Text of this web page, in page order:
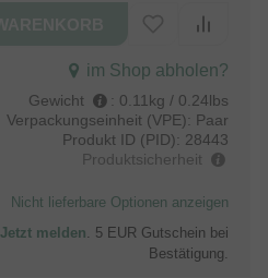
im Shop abholen?
Gewicht : 0.11kg / 0.24lbs
Verpackungseinheit (VPE): Paar
Produkt ID (PID): 28443
Produktsicherheit
Nicht lieferbare Optionen anzeigen
Jetzt melden . 5 EUR Gutschein bei
Bestätigung.